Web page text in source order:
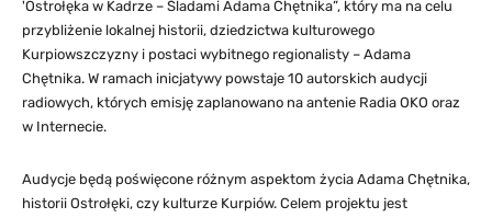
'Ostrołęka w Kadrze – Śladami Adama Chętnika”, który ma na celu
przybliżenie lokalnej historii, dziedzictwa kulturowego
Kurpiowszczyzny i postaci wybitnego regionalisty – Adama
Chętnika. W ramach inicjatywy powstaje 10 autorskich audycji
radiowych, których emisję zaplanowano na antenie Radia OKO oraz
w Internecie.
Audycje będą poświęcone różnym aspektom życia Adama Chętnika,
historii Ostrołęki, czy kulturze Kurpiów. Celem projektu jest